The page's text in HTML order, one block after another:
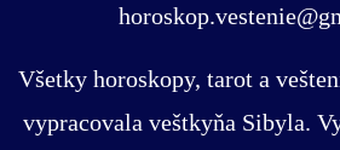
Všetky horoskopy, tarot a
vypracovala veštkyňa Sibyla.